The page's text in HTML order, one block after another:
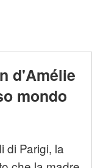
d'Amélie
mondo
di Parigi, la